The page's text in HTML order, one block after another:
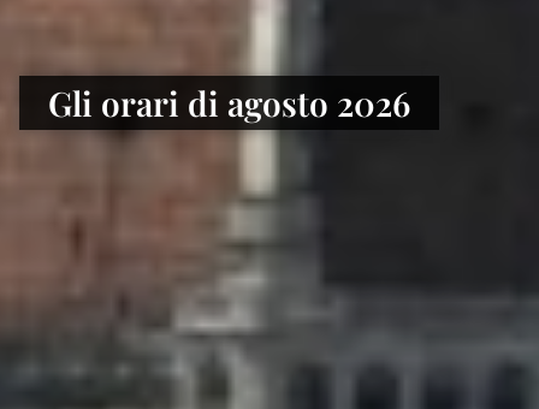
Gli orari di agosto 2026